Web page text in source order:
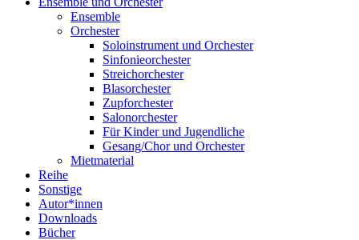
Ensemble
Orchester
Soloinstrument und Orchester
Sinfonieorchester
Streichorchester
Blasorchester
Zupforchester
Salonorchester
Für Kinder und Jugendliche
Gesang/Chor und Orchester
Mietmaterial
Reihe
Sonstige
Autor*innen
Downloads
Bücher